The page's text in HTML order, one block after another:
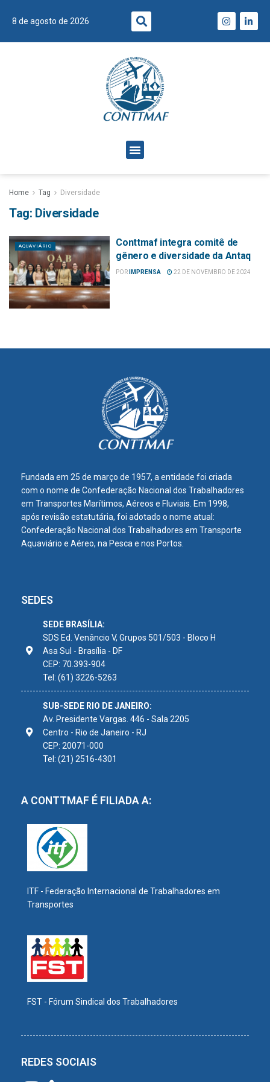
8 de agosto de 2026
Home Tag Diversidade
Tag: Diversidade
AQUAVIÁRIO
Conttmaf integra comitê de
gênero e diversidade da Antaq
POR IMPRENSA 22 DE NOVEMBRO DE 2024
Fundada em 25 de março de 1957, a entidade foi criada
com o nome de Confederação Nacional dos Trabalhadores
em Transportes Marítimos, Aéreos e Fluviais. Em 1998,
após revisão estatutária, foi adotado o nome atual:
Confederação Nacional dos Trabalhadores em Transporte
Aquaviário e Aéreo, na Pesca e nos Portos.
SEDES
SEDE BRASÍLIA:
SDS Ed. Venâncio V, Grupos 501/503 - Bloco H
Asa Sul - Brasília - DF
CEP: 70.393-904
Tel: (61) 3226-5263
SUB-SEDE RIO DE JANEIRO:
Av. Presidente Vargas. 446 - Sala 2205
Centro - Rio de Janeiro - RJ
CEP: 20071-000
Tel: (21) 2516-4301
A CONTTMAF É FILIADA A:
ITF - Federação Internacional de Trabalhadores em
Transportes
FST - Fórum Sindical dos Trabalhadores
REDES SOCIAIS